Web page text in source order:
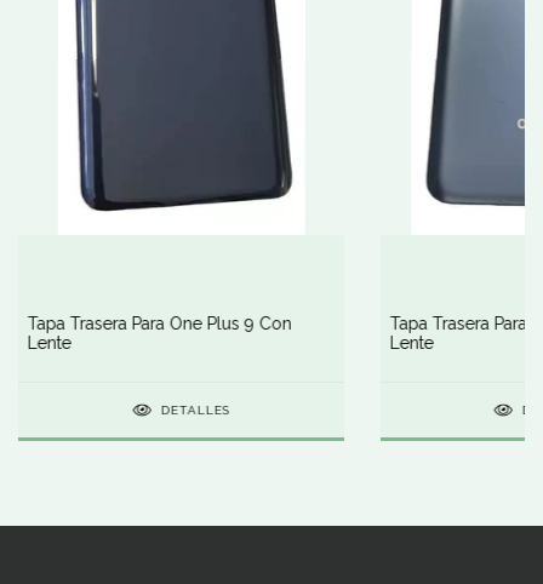
Tapa Trasera Para One Plus 9 Con
Lente
DETALLES
Tapa Trasera Para
Lente